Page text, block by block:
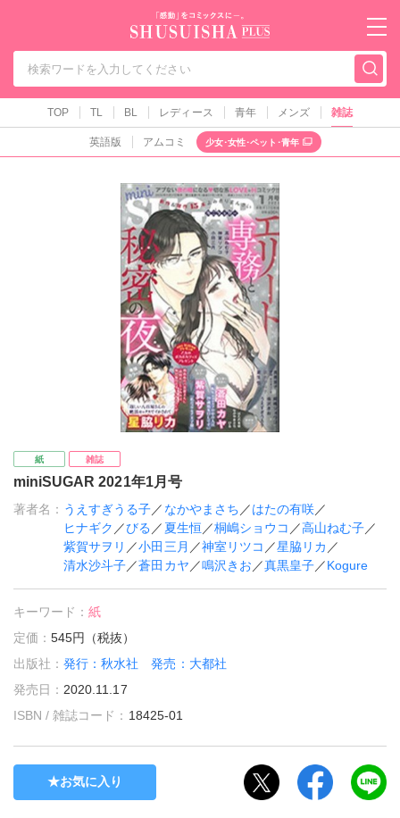
秋水社PLUS（テ
TOP TL BL レディース 青年 メンズ 雑誌
英語版 アムコミ 少女･女性･ペット･青年
紙 雑誌
miniSUGAR 2021年1月号
著者名： うえすぎうる子／ なかやまさち ／はたの有咲／
ヒナギク ／びる ／ 夏生恒 ／桐嶋ショウコ ／高山ねむ子／
紫賀サヲリ ／小田三月 ／神室リツコ ／星脇リカ ／
清水沙斗子／蒼田カヤ ／鳴沢きお ／真黒皇子／Kogure
キーワード：紙
定価：545円（税抜）
出版社：発行：秋水社 発売：大都社
発売日： 2020.11.17
ISBN / 雑誌コード： 18425-01
お気に入り